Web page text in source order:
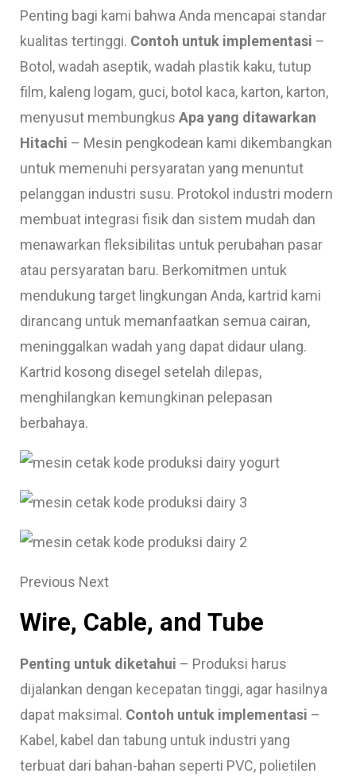
Penting bagi kami bahwa Anda mencapai standar
kualitas tertinggi. Contoh untuk implementasi –
Botol, wadah aseptik, wadah plastik kaku, tutup
film, kaleng logam, guci, botol kaca, karton, karton,
menyusut membungkus Apa yang ditawarkan
Hitachi – Mesin pengkodean kami dikembangkan
untuk memenuhi persyaratan yang menuntut
pelanggan industri susu. Protokol industri modern
membuat integrasi fisik dan sistem mudah dan
menawarkan fleksibilitas untuk perubahan pasar
atau persyaratan baru. Berkomitmen untuk
mendukung target lingkungan Anda, kartrid kami
dirancang untuk memanfaatkan semua cairan,
meninggalkan wadah yang dapat didaur ulang.
Kartrid kosong disegel setelah dilepas,
menghilangkan kemungkinan pelepasan
berbahaya.
Previous Next
Wire, Cable, and Tube
Penting untuk diketahui – Produksi harus
dijalankan dengan kecepatan tinggi, agar hasilnya
dapat maksimal. Contoh untuk implementasi –
Kabel, kabel dan tabung untuk industri yang
terbuat dari bahan-bahan seperti PVC, polietilen